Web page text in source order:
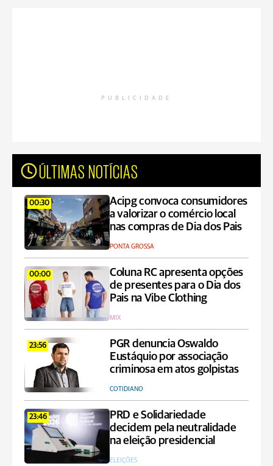
PUBLICIDADE
ÚLTIMAS NOTÍCIAS
00:30
Acipg convoca consumidores
a valorizar o comércio local
nas compras de Dia dos Pais
PONTA GROSSA
00:00
Coluna RC apresenta opções
de presentes para o Dia dos
Pais na Vibe Clothing
MIX
23:56
PGR denuncia Oswaldo
Eustáquio por associação
criminosa em atos golpistas
COTIDIANO
23:46
PRD e Solidariedade
decidem pela neutralidade
na eleição presidencial
ELEIÇÕES